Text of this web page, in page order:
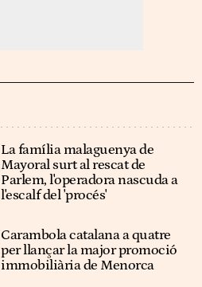
La família malaguenya de
Mayoral surt al rescat de
Parlem, l'operadora nascuda a
l'escalf del 'procés'
Carambola catalana a quatre
per llançar la major promoció
immobiliària de Menorca